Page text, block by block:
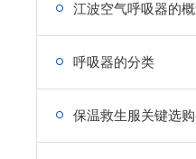
江波空气呼吸器的
呼吸器的分类
保温救生服关键选